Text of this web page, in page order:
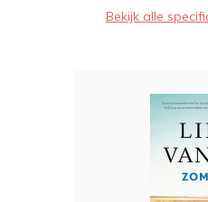
Bekijk alle